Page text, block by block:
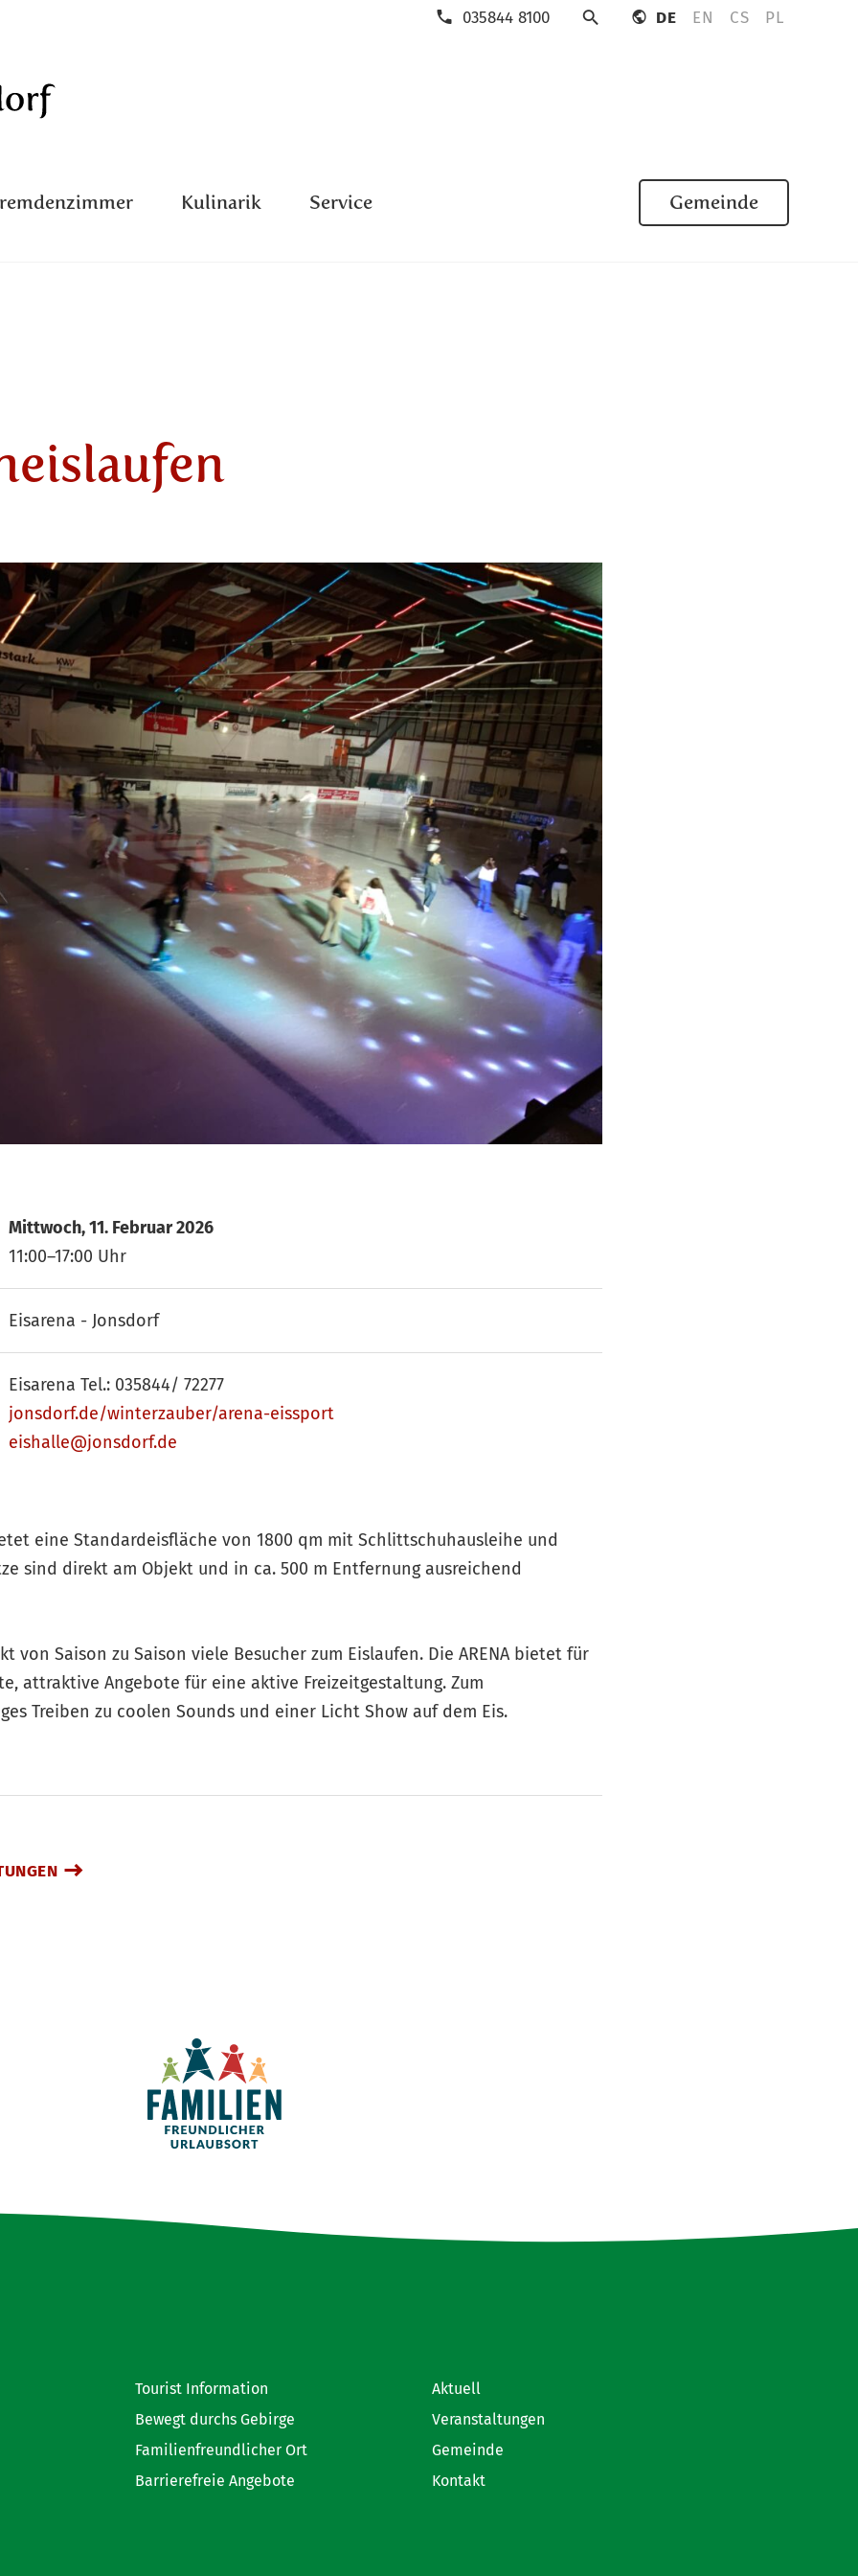
035844 8100 DE EN CS PL
Kulinarik Service Gemeinde
Mittwoch, 11. Februar 2026
11:00–17:00 Uhr
Eisarena - Jonsdorf
Eisarena Tel.: 035844/ 72277
jonsdorf.de/winterzauber/arena-eissport
eishalle@jonsdorf.de
eine Standardeisfläche von 1800 qm mit Schlittschuhausleihe und
sind direkt am Objekt und in ca. 500 m Entfernung ausreichend
von Saison zu Saison viele Besucher zum Eislaufen. Die ARENA bietet für
attraktive Angebote für eine aktive Freizeitgestaltung. Zum
Treiben zu coolen Sounds und einer Licht Show auf dem Eis.
Tourist Information
Bewegt durchs Gebirge
Familienfreundlicher Ort
Barrierefreie Angebote
Aktuell
Veranstaltungen
Gemeinde
Kontakt